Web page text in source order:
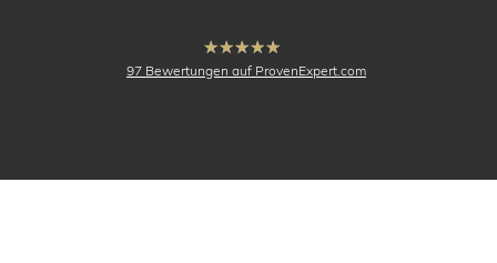
Vermessung,
hat4.91
von5
97Bewertungen auf ProvenExpert.com